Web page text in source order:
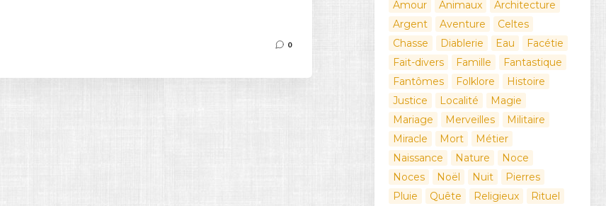
0
Amour
Animaux
Architecture
Argent
Aventure
Celtes
Chasse
Diablerie Eau
Facétie
Fait-divers
Famille
Fantastique
Fantômes
Folklore
Histoire
Justice
Localité
Magie
Mariage
Merveilles
Militaire
Miracle
Mort
Métier
Naissance
Nature
Noce
Noces
Noël Nuit
Pierres
Pluie
Quête Religieux
Rituel